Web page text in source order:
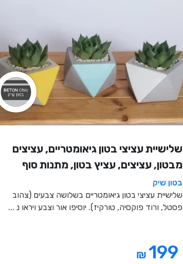
שלישיית עציצי בטון גיאומטריים, עציצים
מבטון, עציצים, עציץ בטון, מתנות סוף
שנה, מתנה לבית, מתנה ליום הולדת,
עיצוב הבית, מתנות סוף שנה למורים
בטון שיק
שלישיית עציצי בטון גיאומטריים בשלושה צבעים (צהוב
פסטל, ורוד פוקסיה, טורקיז). יוסיפו אור וצבע ויראו נ ...
₪